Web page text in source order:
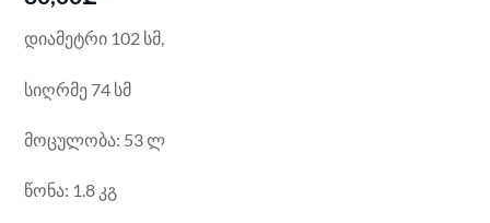
დიამეტრი 102 სმ,
სიღრმე 74 სმ
მოცულობა: 53 ლ
წონა: 1.8 კგ